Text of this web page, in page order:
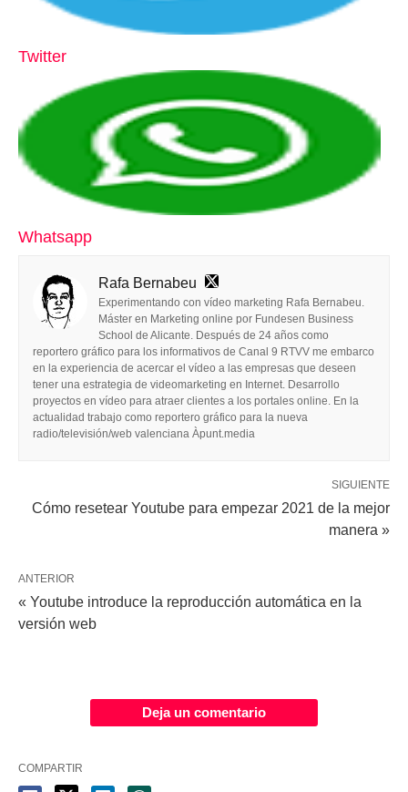
Twitter
Whatsapp
Rafa Bernabeu
Experimentando con vídeo marketing Rafa Bernabeu.
Máster en Marketing online por Fundesen Business
School de Alicante. Después de 24 años como
reportero gráfico para los informativos de Canal 9 RTVV me embarco
en la experiencia de acercar el vídeo a las empresas que deseen
tener una estrategia de videomarketing en Internet. Desarrollo
proyectos en vídeo para atraer clientes a los portales online. En la
actualidad trabajo como reportero gráfico para la nueva
radio/televisión/web valenciana Àpunt.media
SIGUIENTE
Cómo resetear Youtube para empezar 2021 de la mejor
manera »
ANTERIOR
« Youtube introduce la reproducción automática en la
versión web
Deja un comentario
COMPARTIR